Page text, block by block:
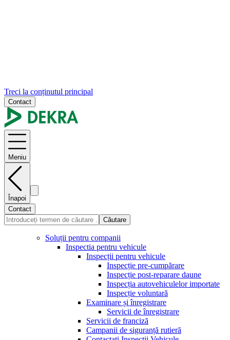
Treci la conținutul principal
Contact
Meniu
Înapoi
Contact
Căutare
Soluții pentru companii
Inspectia pentru vehicule
Inspecții pentru vehicule
Inspecție pre-cumpărare
Inspecție post-reparare daune
Inspecția autovehiculelor importate
Inspecție voluntară
Examinare și înregistrare
Servicii de înregistrare
Servicii de franciză
Campanii de siguranță rutieră